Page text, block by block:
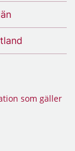
som gäller